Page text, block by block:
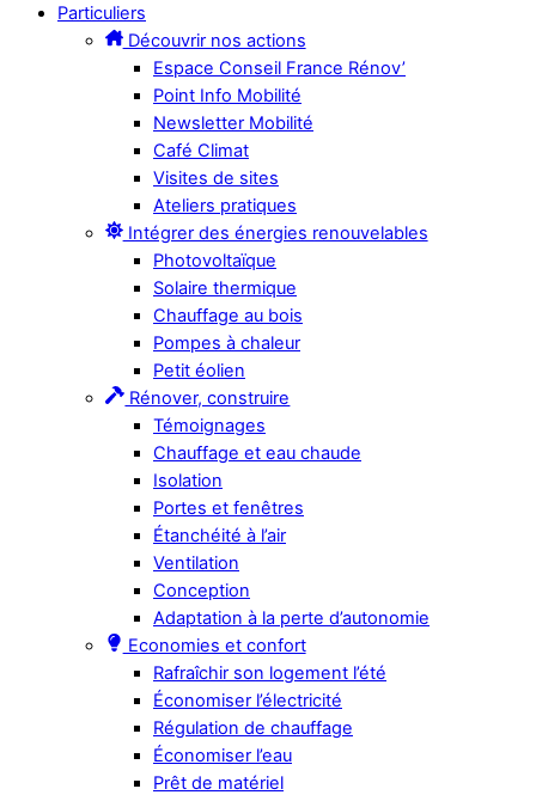
Particuliers
Découvrir nos actions
Espace Conseil France Rénov’
Point Info Mobilité
Newsletter Mobilité
Café Climat
Visites de sites
Ateliers pratiques
Intégrer des énergies renouvelables
Photovoltaïque
Solaire thermique
Chauffage au bois
Pompes à chaleur
Petit éolien
Rénover, construire
Témoignages
Chauffage et eau chaude
Isolation
Portes et fenêtres
Étanchéité à l’air
Ventilation
Conception
Adaptation à la perte d’autonomie
Economies et confort
Rafraîchir son logement l’été
Économiser l’électricité
Régulation de chauffage
Économiser l’eau
Prêt de matériel